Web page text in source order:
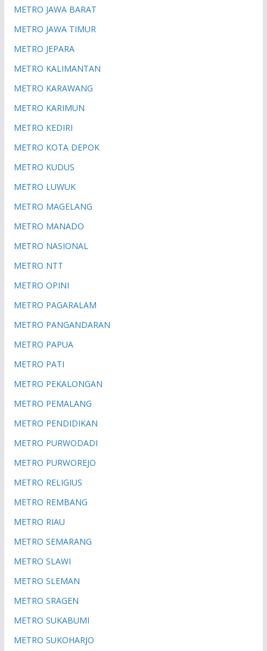
METRO JAWA BARAT
METRO JAWA TIMUR
METRO JEPARA
METRO KALIMANTAN
METRO KARAWANG
METRO KARIMUN
METRO KEDIRI
METRO KOTA DEPOK
METRO KUDUS
METRO LUWUK
METRO MAGELANG
METRO MANADO
METRO NASIONAL
METRO NTT
METRO OPINI
METRO PAGARALAM
METRO PANGANDARAN
METRO PAPUA
METRO PATI
METRO PEKALONGAN
METRO PEMALANG
METRO PENDIDIKAN
METRO PURWODADI
METRO PURWOREJO
METRO RELIGIUS
METRO REMBANG
METRO RIAU
METRO SEMARANG
METRO SLAWI
METRO SLEMAN
METRO SRAGEN
METRO SUKABUMI
METRO SUKOHARJO